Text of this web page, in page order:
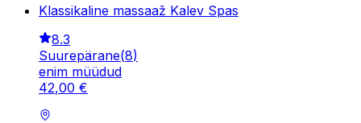
Klassikaline massaaž Kalev Spas
8.3
Suurepärane(8)
enim müüdud
42,00 €